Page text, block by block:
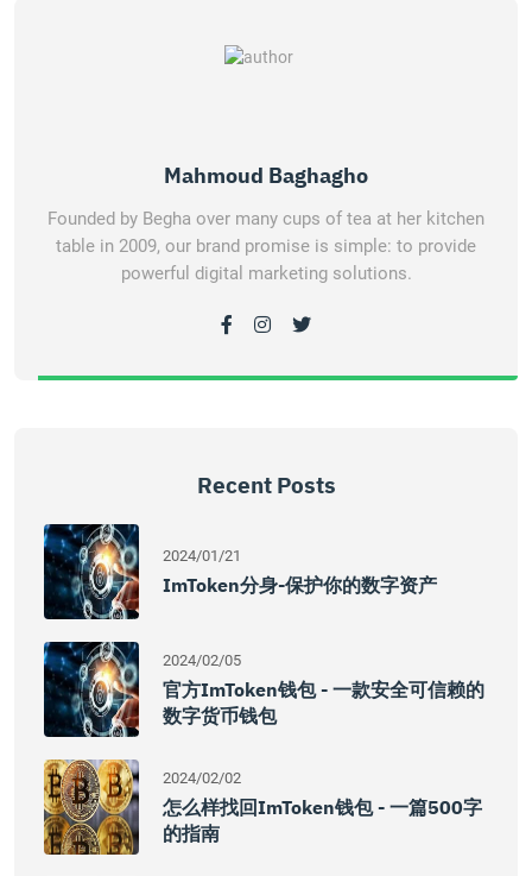
Mahmoud Baghagho
Founded by Begha over many cups of tea at her kitchen
table in 2009, our brand promise is simple: to provide
powerful digital marketing solutions.
Recent Posts
2024/01/21
ImToken分身-保护你的数字资产
2024/02/05
官方imToken钱包 - 一款安全可信赖的
数字货币钱包
2024/02/02
怎么样找回imToken钱包 - 一篇500字
的指南